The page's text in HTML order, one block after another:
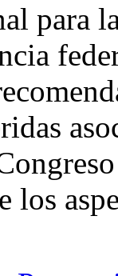
para
los